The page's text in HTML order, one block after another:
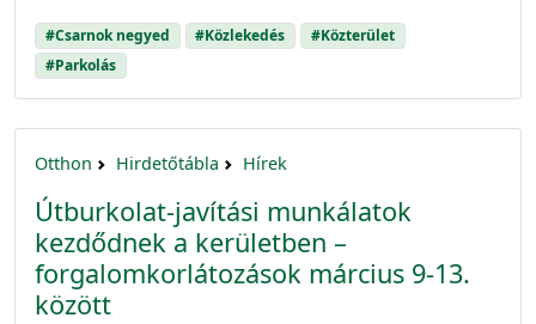
#Csarnok negyed #Közlekedés
#Közterület
#Parkolás
Otthon Hirdetőtábla Hírek
Útburkolat-javítási munkálatok
kezdődnek a kerületben –
forgalomkorlátozások március 9-13.
között